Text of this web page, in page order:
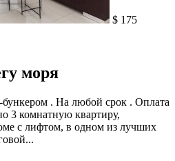
$ 175
моря
. На любой срок . Оплата
3 комнатную квартиру,
с лифтом, в одном из лучших